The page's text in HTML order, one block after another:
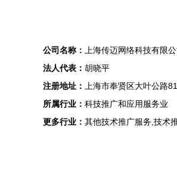
公司名称：
上海传迈网络科技有限公
法人代表： 胡晓平
注册地址：
上海市奉贤区大叶公路
所属行业： 科技推广和应用服务业
更多行业： 其他技术推广服务,技术